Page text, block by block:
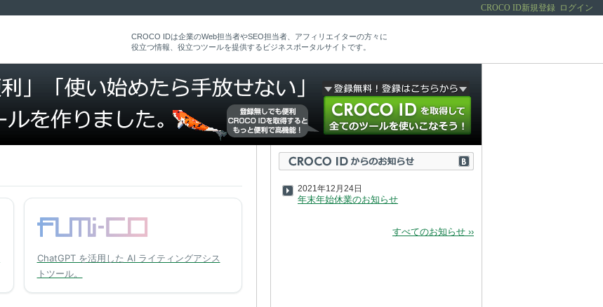
ログイン
CROCO ID新規登録
CROCO IDは企業のWeb担当者やSEO担当者、アフィリエイターの方々に
役立つ情報、役立つツールを提供するビジネスポータルサイトです。
ChatGPT を活用した AI ライティングアシス
トツール。
2021年12月24日
年末年始休業のお知らせ
すべてのお知らせ ››